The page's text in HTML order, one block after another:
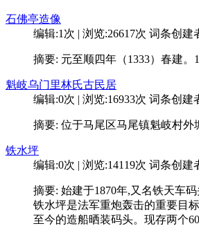
石佛亭造像
编辑:1次 | 浏览:26617次 词条创建
摘要: 元至顺四年（1333）春建。
魁岐乌门里林氏古民居
编辑:0次 | 浏览:16933次 词条创建
摘要: 位于马尾区马尾镇魁岐村外
铁水坪
编辑:0次 | 浏览:14119次 词条创建
摘要: 始建于1870年,又名铁天车
铁水坪是法军重炮轰击的重要目
至今的造船晒装码头。现存两个